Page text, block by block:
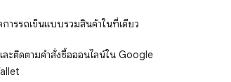
การรถเข็นแบบรวมสินค้าในที่เดียว
ละติดตามคำสั่งซื้อออนไลน์ใน Google